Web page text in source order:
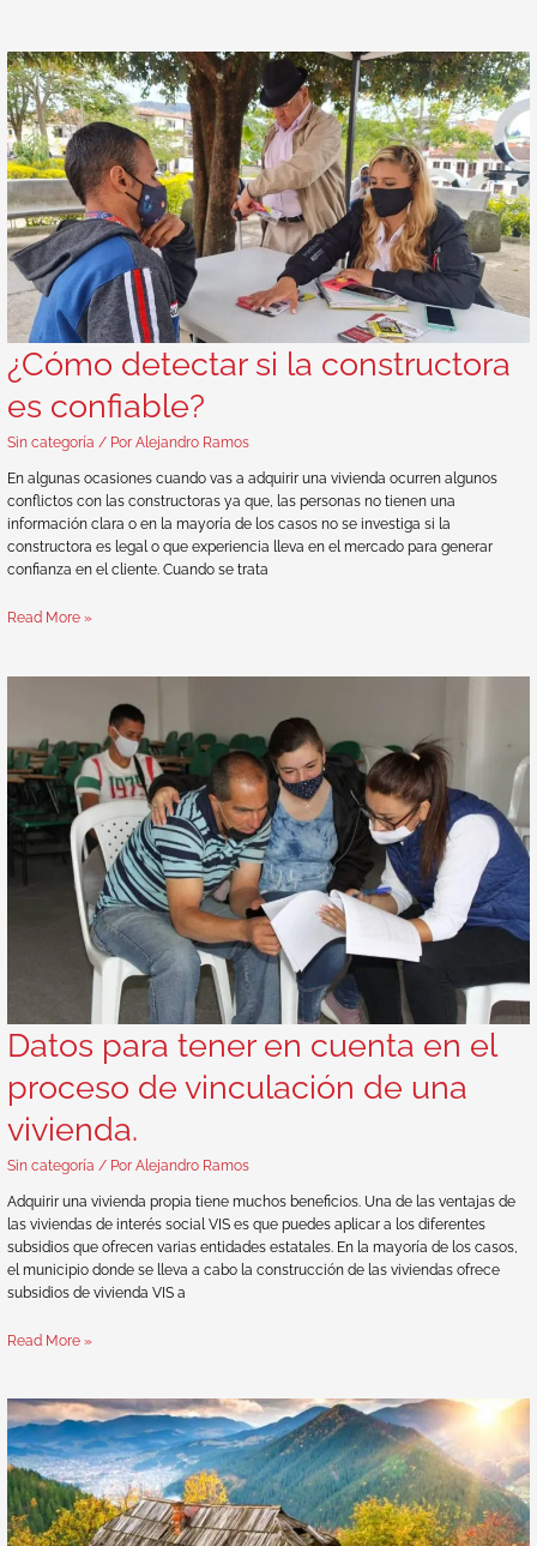
¿Cómo detectar si la constructora
es confiable?
Sin categoría / PorAlejandro Ramos
En algunas ocasiones cuando vas a adquirir una vivienda ocurren algunos
conflictos con las constructoras ya que, las personas no tienen una
información clara o en la mayoría de los casos no se investiga si la
constructora es legal o que experiencia lleva en el mercado para generar
confianza en el cliente. Cuando se trata
Read More »
Datos para tener en cuenta en el
proceso de vinculación de una
vivienda.
Sin categoría / PorAlejandro Ramos
Adquirir una vivienda propia tiene muchos beneficios. Una de las ventajas de
las viviendas de interés social VIS es que puedes aplicar a los diferentes
subsidios que ofrecen varias entidades estatales. En la mayoría de los casos,
el municipio donde se lleva a cabo la construcción de las viviendas ofrece
subsidios de vivienda VIS a
Read More »